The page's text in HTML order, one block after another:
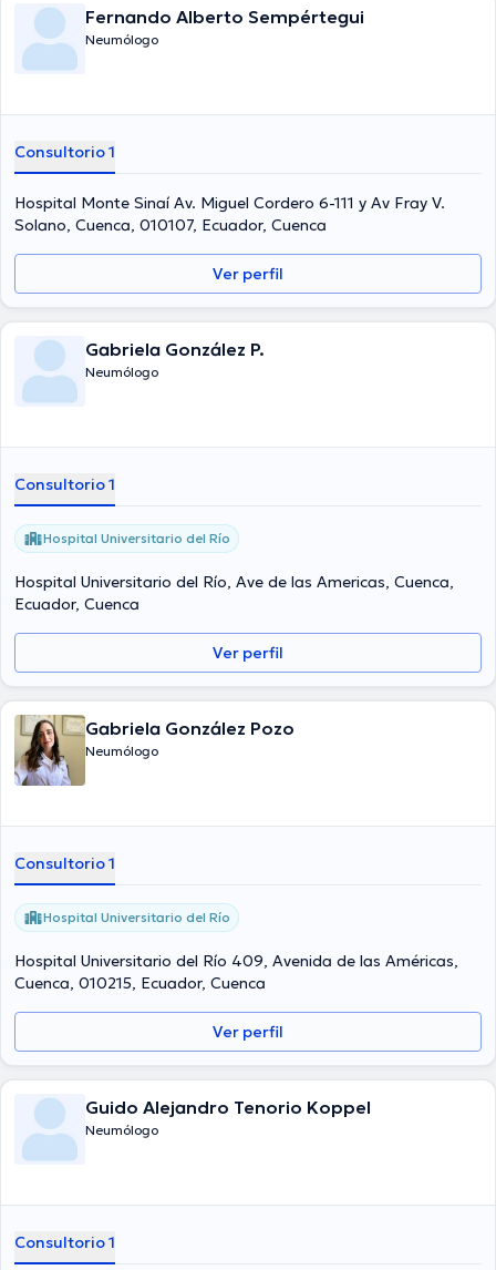
Fernando Alberto Sempértegui
Neumólogo
Consultorio 1
Hospital Monte Sinaí Av. Miguel Cordero 6-111 y Av Fray V.
Solano, Cuenca, 010107, Ecuador, Cuenca
Ver perfil
Gabriela González P.
Neumólogo
Consultorio 1
Hospital Universitario del Río
Hospital Universitario del Río, Ave de las Americas, Cuenca,
Ecuador, Cuenca
Ver perfil
Gabriela González Pozo
Neumólogo
Consultorio 1
Hospital Universitario del Río
Hospital Universitario del Río 409, Avenida de las Américas,
Cuenca, 010215, Ecuador, Cuenca
Ver perfil
Guido Alejandro Tenorio Koppel
Neumólogo
Consultorio 1